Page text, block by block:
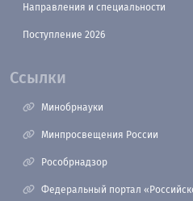
Направления и специальности
Поступление 2026
Ссылки
Минобрнауки
Минпросвещения России
Рособрнадзор
Федеральный портал